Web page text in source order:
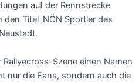
auf der Rennstrecke
Titel ‚NÖN Sportler des
Szene einen Namen
nur die Fans, sondern auch die